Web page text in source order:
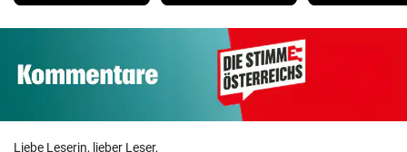
Liebe Leserin, lieber Leser,